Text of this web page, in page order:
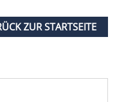
ZUR STARTSEITE